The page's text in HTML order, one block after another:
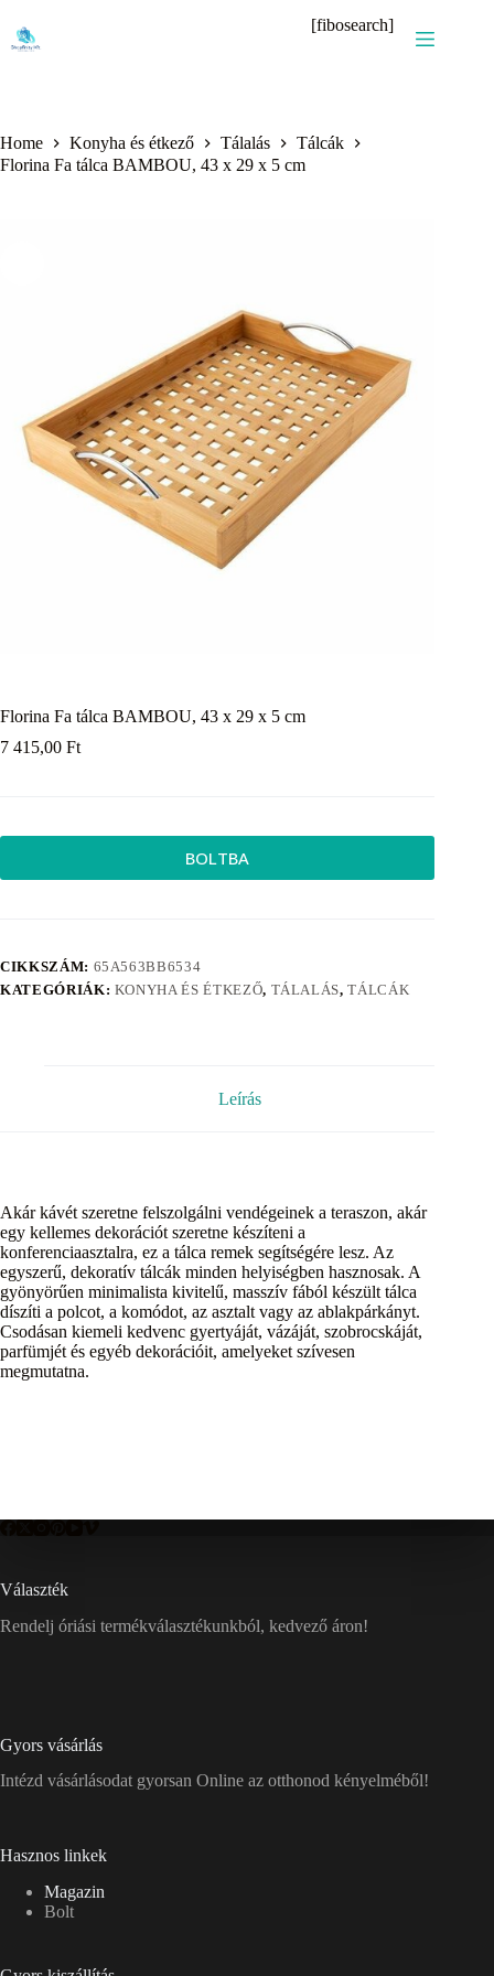
content
[fibosearch]
Home Konyha és étkező Tálalás
Tálcák
Florina Fa tálca BAMBOU, 43 x 29 x 5 cm
Florina Fa tálca BAMBOU, 43 x 29 x 5 cm
7 415,00 Ft
BOLTBA
CIKKSZÁM: 65A563BB6534
KATEGÓRIÁK: KONYHA ÉS ÉTKEZŐ, TÁLALÁS,TÁLCÁK
Leírás
Akár kávét szeretne felszolgálni vendégeinek a teraszon, akár
egy kellemes dekorációt szeretne készíteni a
konferenciaasztalra, ez a tálca remek segítségére lesz. Az
egyszerű, dekoratív tálcák minden helyiségben hasznosak. A
gyönyörűen minimalista kivitelű, masszív fából készült tálca
díszíti a polcot, a komódot, az asztalt vagy az ablakpárkányt.
Csodásan kiemeli kedvenc gyertyáját, vázáját, szobrocskáját,
parfümjét és egyéb dekorációit, amelyeket szívesen
megmutatna.
Választék
Rendelj óriási termékválasztékunkból, kedvező áron!
Gyors vásárlás
Intézd vásárlásodat gyorsan Online az otthonod kényelméből!
Hasznos linkek
Magazin
Bolt